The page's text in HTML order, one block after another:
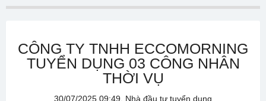
CÔNG TY TNHH ECCOMORNING
TUYỂN DỤNG 03 CÔNG NHÂN
THỜI VỤ
30/07/2025 09:49, Nhà đầu tư tuyển dụng